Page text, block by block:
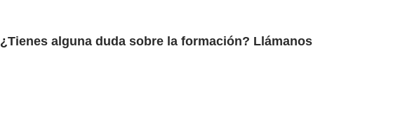
¿Tienes alguna duda sobre la formación? Llámanos